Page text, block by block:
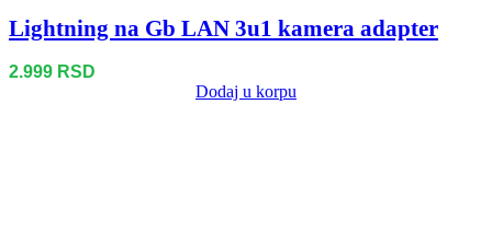
Lightning na Gb LAN 3u1 kamera adapter
2.999 RSD
Dodaj u korpu